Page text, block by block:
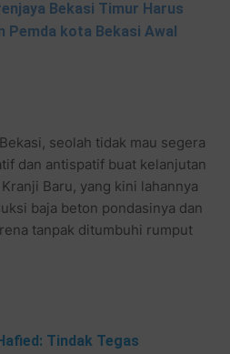
Bekasi Timur Harus
kota Bekasi Awal
seolah tidak mau segera
dan antispatif buat kelanjutan
Baru, yang kini lahannya
baja beton pondasinya dan
tanpak ditumbuhi rumput
Tindak Tegas